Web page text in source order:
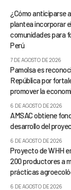
¿Cómo anticiparse
plantea incorporar
comunidades para
Perú
7 DE AGOSTO DE 2026
Pamolsa es
República por
promover la
6 DE AGOSTO DE 2026
AMSAC obtiene
desarrollo del
6 DE AGOSTO DE 2026
Proyecto de WHH
200 productores a
prácticas
6 DE AGOSTO DE 2026